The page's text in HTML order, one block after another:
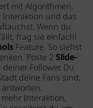
mit Algorithmen.
und das
Wenn du
frag sie einfach!
Feature. So siehst
Poste 2 Slide-
Follower. Du
deine Fans sind,
Interaktion,